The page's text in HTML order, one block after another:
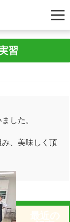
習
した。
、美味しく頂